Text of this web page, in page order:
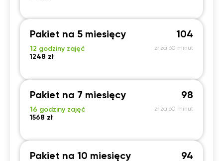
Pakiet na 5 miesięcy
12 godziny zajęć
1248 zł
104
zł za 60 minut
Pakiet na 7 miesięcy
16 godziny zajęć
1568 zł
98
zł za 60 minut
Pakiet na 10 miesięcy 94